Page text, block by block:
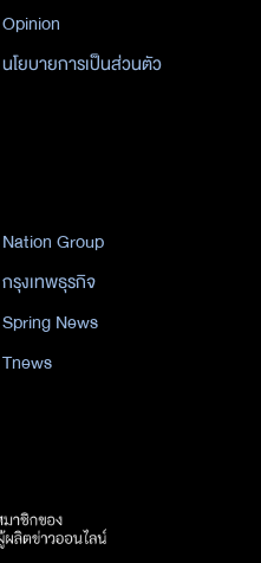
Opinion
นโยบายการเป็นส่วนตัว
Nation Group
กรุงเทพธุรกิจ
Spring News
Tnews